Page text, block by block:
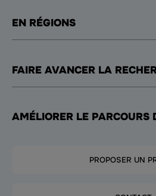
EN RÉGIONS
FAIRE AVANCER LA
AMÉLIORER LE PARCOURS
PROPOSER UN